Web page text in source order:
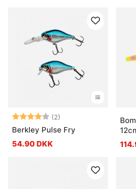
Vurdering: (2)
4.0 ud af 5 stjerner
Berkley Pulse Fry
54.90 DKK